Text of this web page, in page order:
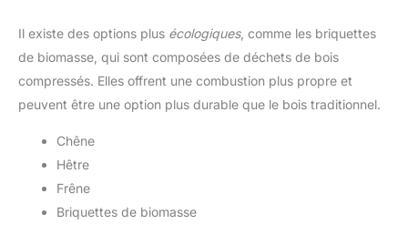
Il existe des options plus écologiques, comme les briquettes
de biomasse, qui sont composées de déchets de bois
compressés. Elles offrent une combustion plus propre et
peuvent être une option plus durable que le bois traditionnel.
Chêne
Hêtre
Frêne
Briquettes de biomasse